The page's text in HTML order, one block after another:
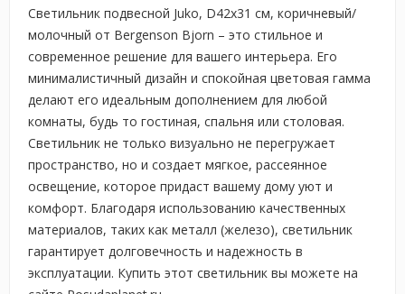
Светильник подвесной Juko, D42х31 см, коричневый/
молочный от Bergenson Bjorn – это стильное и
современное решение для вашего интерьера. Его
минималистичный дизайн и спокойная цветовая гамма
делают его идеальным дополнением для любой
комнаты, будь то гостиная, спальня или столовая.
Светильник не только визуально не перегружает
пространство, но и создает мягкое, рассеянное
освещение, которое придаст вашему дому уют и
комфорт. Благодаря использованию качественных
материалов, таких как металл (железо), светильник
гарантирует долговечность и надежность в
эксплуатации. Купить этот светильник вы можете на